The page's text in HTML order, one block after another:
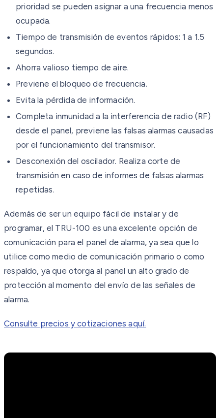
prioridad se pueden asignar a una frecuencia menos
ocupada.
Tiempo de transmisión de eventos rápidos: 1 a 1.5
segundos.
Ahorra valioso tiempo de aire.
Previene el bloqueo de frecuencia.
Evita la pérdida de información.
Completa inmunidad a la interferencia de radio (RF)
desde el panel, previene las falsas alarmas causadas
por el funcionamiento del transmisor.
Desconexión del oscilador. Realiza corte de
transmisión en caso de informes de falsas alarmas
repetidas.
Además de ser un equipo fácil de instalar y de
programar, el TRU-100 es una excelente opción de
comunicación para el panel de alarma, ya sea que lo
utilice como medio de comunicación primario o como
respaldo, ya que otorga al panel un alto grado de
protección al momento del envío de las señales de
alarma.
Consulte precios y cotizaciones aquí.